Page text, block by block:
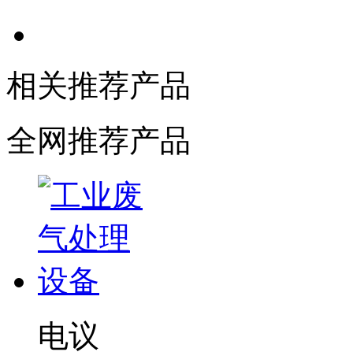
相关推荐产品
全网推荐产品
电议